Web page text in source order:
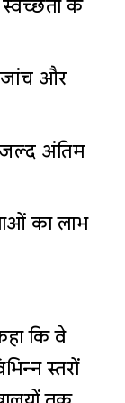
के
जांच और
जल्द अंतिम
का लाभ
कि वे
स्तरों